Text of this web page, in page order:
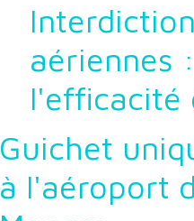
aériennes
l'efficacité
Guichet
à l'aéroport